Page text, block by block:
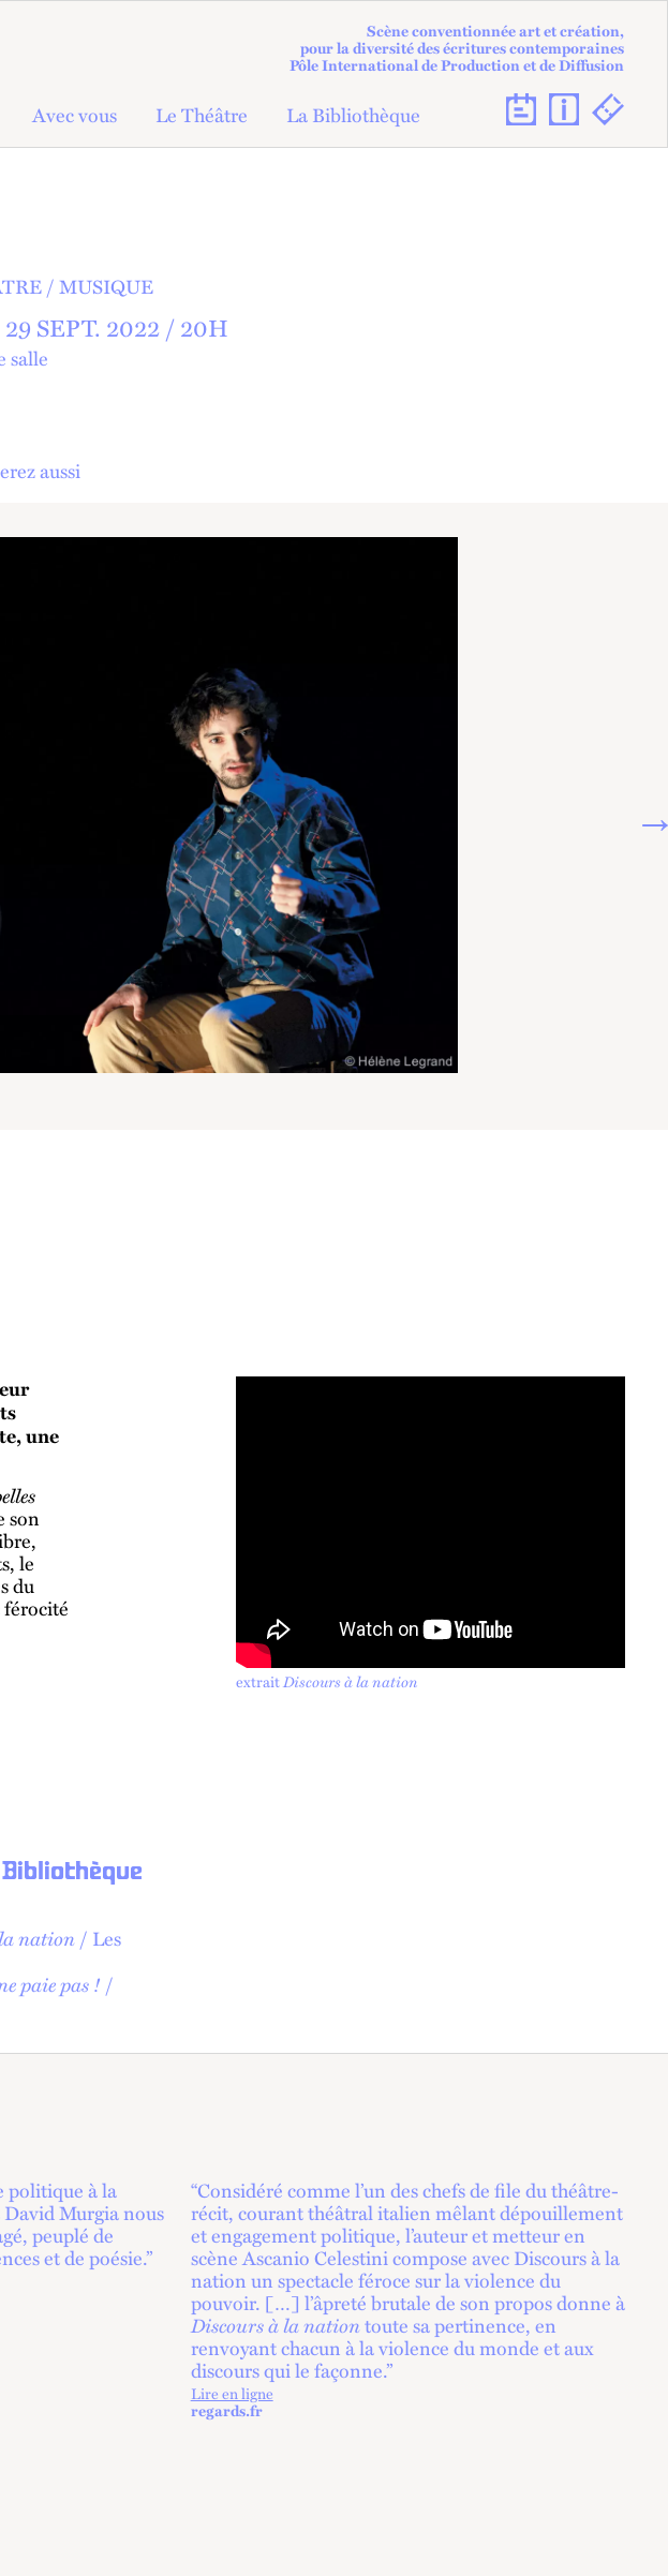
Scène conventionnée art et création,
pour la diversité des écritures contemporaines
Pôle International de Production et de Diffusion
Avec vous Le Théâtre La Bibliothèque
MUSIQUE
29 SEPT. 2022 /20H
salle
aussi
une
son
le
du
extraitDiscours à la nation
nation/ Les
paie pas ! /
politique à la
Murgia nous
peuplé de
et de poésie.”
“Considéré comme l’un des chefs de file du théâtre-
récit, courant théâtral italien mêlant dépouillement
et engagement politique, l’auteur et metteur en
scène Ascanio Celestini compose avec Discours à la
nation un spectacle féroce sur la violence du
pouvoir. […] l’âpreté brutale de son propos donne à
Discours à la nationtoute sa pertinence, en
renvoyant chacun à la violence du monde et aux
discours qui le façonne.”
Lire en ligne
regards.fr